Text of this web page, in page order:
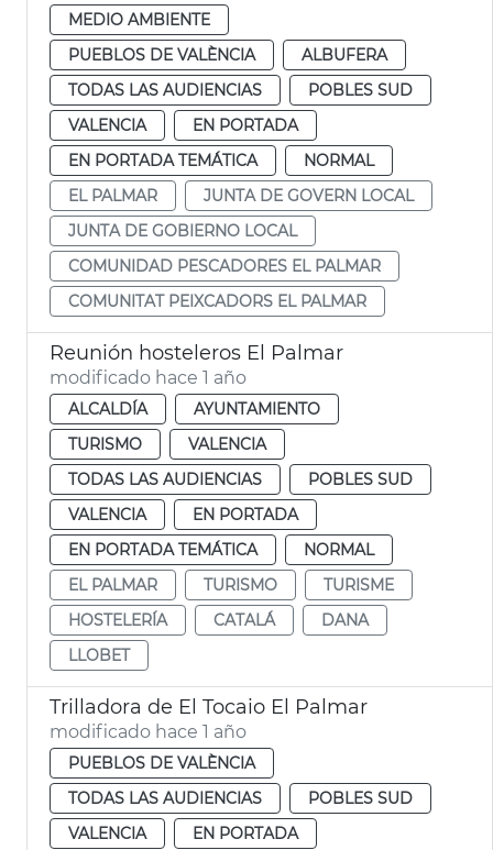
MEDIO AMBIENTE
PUEBLOS DE VALÈNCIA
ALBUFERA
TODAS LAS AUDIENCIAS
POBLES SUD
VALENCIA
EN PORTADA
EN PORTADA TEMÁTICA
NORMAL
EL PALMAR
JUNTA DE GOVERN LOCAL
JUNTA DE GOBIERNO LOCAL
COMUNIDAD PESCADORES EL PALMAR
COMUNITAT PEIXCADORS EL PALMAR
Reunión hosteleros El Palmar
modificado hace 1 año
ALCALDÍA
AYUNTAMIENTO
TURISMO
VALENCIA
TODAS LAS AUDIENCIAS
POBLES SUD
VALENCIA
EN PORTADA
EN PORTADA TEMÁTICA
NORMAL
EL PALMAR
TURISMO
TURISME
HOSTELERÍA
CATALÁ
DANA
LLOBET
Trilladora de El Tocaio El Palmar
modificado hace 1 año
PUEBLOS DE VALÈNCIA
TODAS LAS AUDIENCIAS
POBLES SUD
VALENCIA
EN PORTADA